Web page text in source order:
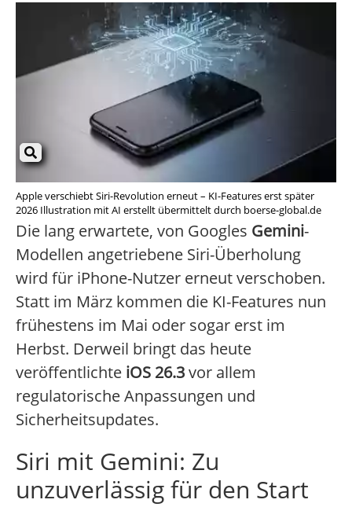
Apple verschiebt Siri-Revolution erneut – KI-Features erst später
2026 Illustration mit AI erstellt übermittelt durch boerse-global.de
Die lang erwartete, von Googles Gemini-
Modellen angetriebene Siri-Überholung
wird für iPhone-Nutzer erneut verschoben.
Statt im März kommen die KI-Features nun
frühestens im Mai oder sogar erst im
Herbst. Derweil bringt das heute
veröffentlichte iOS 26.3vor allem
regulatorische Anpassungen und
Sicherheitsupdates.
Siri mit Gemini: Zu
unzuverlässig für den Start